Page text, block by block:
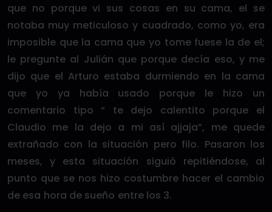
que no porque vi sus cosas en su cama, el se
notaba muy meticuloso y cuadrado, como yo, era
imposible que la cama que yo tome fuese la de el;
le pregunte al Julián que porque decía eso, y me
dijo que el Arturo estaba durmiendo en la cama
que yo ya había usado porque le hizo un
comentario tipo “ te dejo calentito porque el
Claudio me la dejo a mi así ajjaja”, me quede
extrañado con la situación pero filo. Pasaron los
meses, y esta situación siguió repitiéndose, al
punto que se nos hizo costumbre hacer el cambio
de esa hora de sueño entre los 3.